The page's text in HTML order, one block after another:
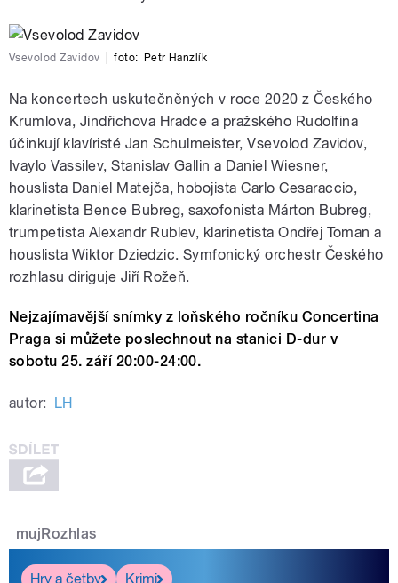
Vsevolod Zavidov foto: Petr Hanzlík
Na koncertech uskutečněných v roce 2020 z Českého
Krumlova, Jindřichova Hradce a pražského Rudolfina
účinkují klavíristé Jan Schulmeister, Vsevolod Zavidov,
Ivaylo Vassilev, Stanislav Gallin a Daniel Wiesner,
houslista Daniel Matejča, hobojista Carlo Cesaraccio,
klarinetista Bence Bubreg, saxofonista Márton Bubreg,
trumpetista Alexandr Rublev, klarinetista Ondřej Toman a
houslista Wiktor Dziedzic. Symfonický orchestr Českého
rozhlasu diriguje Jiří Rožeň.
Nejzajímavější snímky z loňského ročníku Concertina
Praga si můžete poslechnout na stanici D-dur v
sobotu 25. září 20:00-24:00.
autor: LH
mujRozhlas
Hry a četby
Krimi